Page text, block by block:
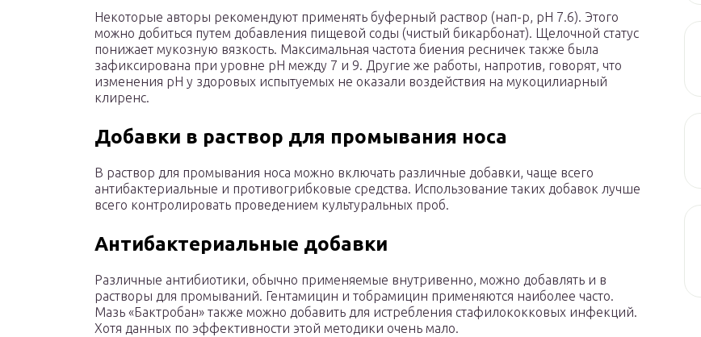
Некоторые авторы рекомендуют применять буферный раствор (нап-р, pH 7.6). Этого
можно добиться путем добавления пищевой соды (чистый бикарбонат). Щелочной статус
понижает мукозную вязкость. Максимальная частота биения ресничек также была
зафиксирована при уровне pH между 7 и 9. Другие же работы, напротив, говорят, что
изменения pH у здоровых испытуемых не оказали воздействия на мукоцилиарный
клиренс.
Добавки в раствор для промывания носа
В раствор для промывания носа можно включать различные добавки, чаще всего
антибактериальные и противогрибковые средства. Использование таких добавок лучше
всего контролировать проведением культуральных проб.
Антибактериальные добавки
Различные антибиотики, обычно применяемые внутривенно, можно добавлять и в
растворы для промываний. Гентамицин и тобрамицин применяются наиболее часто.
Мазь «Бактробан» также можно добавить для истребления стафилококковых инфекций.
Хотя данных по эффективности этой методики очень мало.